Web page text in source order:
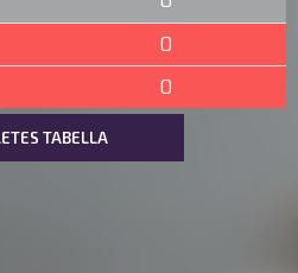
0
0
TABELLA